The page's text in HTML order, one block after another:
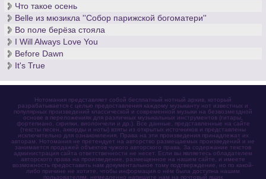
Что такое осень
Belle из мюзикла ''Собор парижской богоматери''
Во поле берёза стояла
I Will Always Love You
Before Dawn
It's True
Нотомания представляет собой бесплатный нотный архив, который
разрабатывается с целью предоставления каждому музыканту нот известных и
популярных произведений классической и современной музыки на безвозмездной
основе в переложениях для различных музыкальных инструментов (гитары,
фортепиано, скрипки, виолончели и др.). Все данные, представленные на сайте
(тексты песен, аккорды и ноты) взяты из открытых источников и представлены
исключительно для ознакомления. Права на эти произведения принадлежат их
авторам. Нотомания не претендует на авторство размещаемых произведений и не
занимается продажей объектов чужого авторского права. За содержание текстов
администрация сайта ответственности не несет. Если вы являетесь обладателем
авторского права на произведение, размещенное на нашем сайте, и имеете
возможность предоставить нам документальное тому подтверждение, но по какой-
либо причине не хотите, чтобы информация о нём была доступна нашим
пользователям, немедленно напишите нам на почтовый ящик